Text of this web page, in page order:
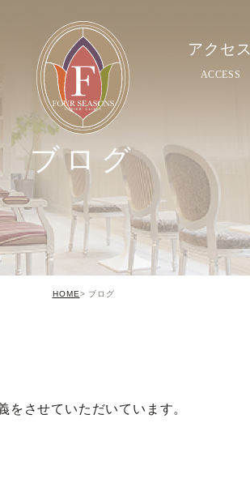
アクセス
ACCESS
ブログ
HOME ブログ
させていただいています。